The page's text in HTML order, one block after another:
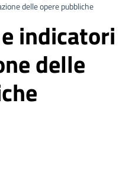
delle opere pubbliche
indicatori
delle